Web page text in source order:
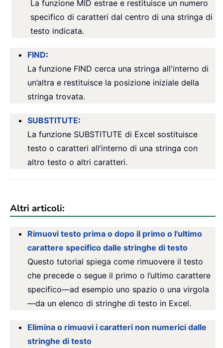
La funzione MID estrae e restituisce un numero
specifico di caratteri dal centro di una stringa di
testo indicata.
FIND:
La funzione FIND cerca una stringa all'interno di
un’altra e restituisce la posizione iniziale della
stringa trovata.
SUBSTITUTE:
La funzione SUBSTITUTE di Excel sostituisce
testo o caratteri all’interno di una stringa con
altro testo o altri caratteri.
Altri articoli:
Rimuovi testo prima o dopo il primo o l'ultimo
carattere specifico dalle stringhe di testo
Questo tutorial spiega come rimuovere il testo
che precede o segue il primo o l’ultimo carattere
specifico—ad esempio uno spazio o una virgola
—da un elenco di stringhe di testo in Excel.
Elimina o rimuovi i caratteri non numerici dalle
stringhe di testo